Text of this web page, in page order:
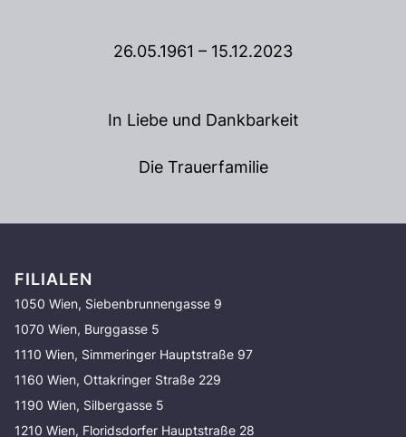
26.05.1961 – 15.12.2023
In Liebe und Dankbarkeit
Die Trauerfamilie
FILIALEN
1050 Wien, Siebenbrunnengasse 9
1070 Wien, Burggasse 5
1110 Wien, Simmeringer Hauptstraße 97
1160 Wien, Ottakringer Straße 229
1190 Wien, Silbergasse 5
1210 Wien, Floridsdorfer Hauptstraße 28